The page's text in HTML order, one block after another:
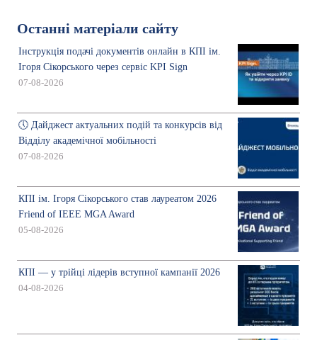
Останні матеріали сайту
Інструкція подачі документів онлайн в КПІ ім.
Ігоря Сікорського через сервіс KPI Sign
07-08-2026
🕔 Дайджест актуальних подій та конкурсів від
Відділу академічної мобільності
07-08-2026
КПІ ім. Ігоря Сікорського став лауреатом 2026
Friend of IEEE MGA Award
05-08-2026
КПІ — у трійці лідерів вступної кампанії 2026
04-08-2026